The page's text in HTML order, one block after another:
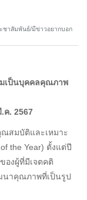
ชาสัมพันธ์/มีข่าวอยากบอก
เป็นบุคคลคุณภาพ
ค. 2567
มบัติและเหมาะ
the Year) ตั้งแต่ปี
องผู้ที่มีเจตคติ
นาคุณภาพที่เป็นรูป